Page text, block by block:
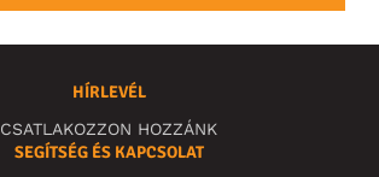
HÍRLEVÉL
CSATLAKOZZON HOZZÁNK
SEGÍTSÉG ÉS KAPCSOLAT